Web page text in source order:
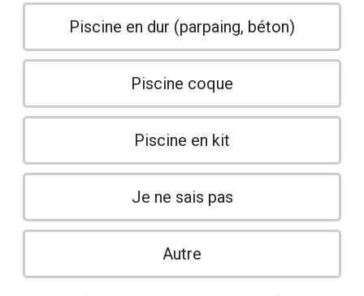
Piscine en dur (parpaing, béton)
Piscine coque
Piscine en kit
Je ne sais pas
Autre